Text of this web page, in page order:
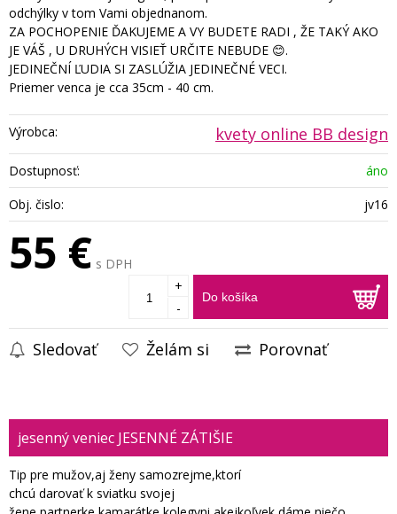
odchýlky v tom Vami objednanom.
ZA POCHOPENIE ĎAKUJEME A VY BUDETE RADI , ŽE TAKÝ AKO
JE VÁŠ , U DRUHÝCH VISIEŤ URČITE NEBUDE 😊.
JEDINEČNÍ ĽUDIA SI ZASLÚŽIA JEDINEČNÉ VECI.
Priemer venca je cca 35cm - 40 cm.
Výrobca: kvety online BB design
Dostupnosť:
áno
Obj. čislo:
jv16
55 € s DPH
Do košíka
+
-
Sledovať Želám si Porovnať
jesenný veniec JESENNÉ ZÁTIŠIE
Tip pre mužov,aj ženy samozrejme,ktorí
chcú darovať k sviatku svojej